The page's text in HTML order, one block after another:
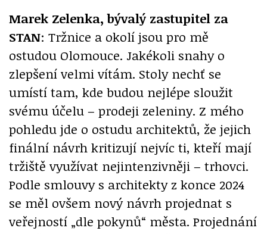
Marek Zelenka, bývalý zastupitel za
STAN: Tržnice a okolí jsou pro mě
ostudou Olomouce. Jakékoli snahy o
zlepšení velmi vítám. Stoly nechť se
umístí tam, kde budou nejlépe sloužit
svému účelu – prodeji zeleniny. Z mého
pohledu jde o ostudu architektů, že jejich
finální návrh kritizují nejvíc ti, kteří mají
tržiště využívat nejintenzivněji – trhovci.
Podle smlouvy s architekty z konce 2024
se měl ovšem nový návrh projednat s
veřejností „dle pokynů“ města. Projednání